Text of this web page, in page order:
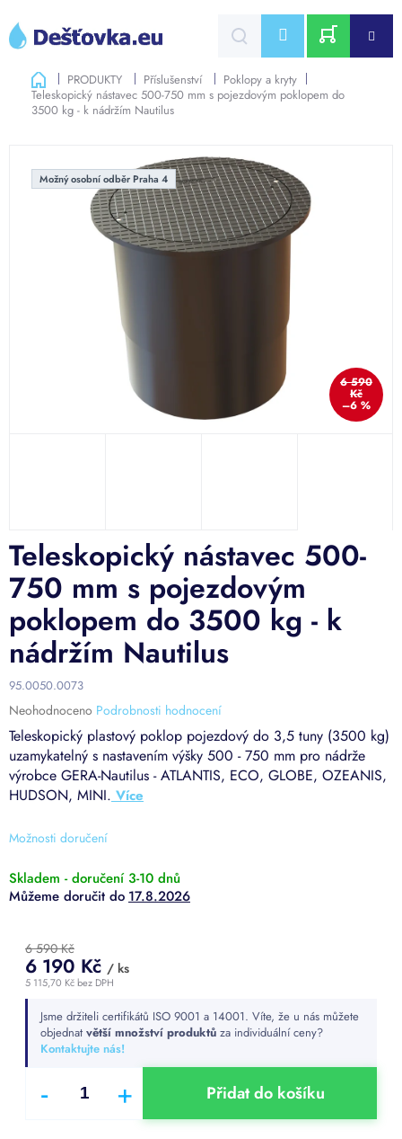
obsah
CZK
NÁKUPNÍ
KOŠÍK
DomůPRODUKTY Příslušenství
Poklopy a kryty
Teleskopický nástavec 500-750 mm s pojezdovým poklopem do
3500 kg - k nádržím Nautilus
6 590
Kč
–6 %
Možný osobní odběr Praha 4
Možnosti doručení
Teleskopický plastový poklop pojezdový do 3,5 tuny (3500 kg)
uzamykatelný s nastavením výšky 500 - 750 mm pro nádrže
výrobce GERA-Nautilus - ATLANTIS, ECO, GLOBE, OZEANIS,
HUDSON, MINI.
Teleskopický nástavec 500-
750 mm s pojezdovým
poklopem do 3500 kg - k
nádržím Nautilus
95.0050.0073
Průměrné
hodnocení
produktu
je
0,0
z
Neohodnoceno Podrobnosti hodnocení
Skladem - doručení 3-10 dnů
17.8.2026
6 590 Kč
6 190 Kč / ks
5 115,70 Kč bez DPH
cena:Jsme držiteli certifikátů ISO 9001 a 14001. Víte, že u nás můžete
objednat větší množství produktů za individuální ceny?
Kontaktujte nás!
Přidat do košíku